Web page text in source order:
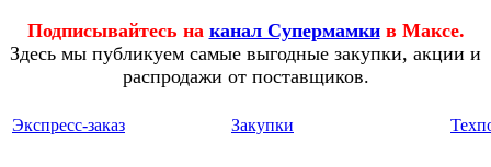
Подписывайтесь на канал Супермамки в Максе.
Здесь мы публикуем самые выгодные закупки, акции и
распродажи от поставщиков.
Экспресс-заказ Закупки